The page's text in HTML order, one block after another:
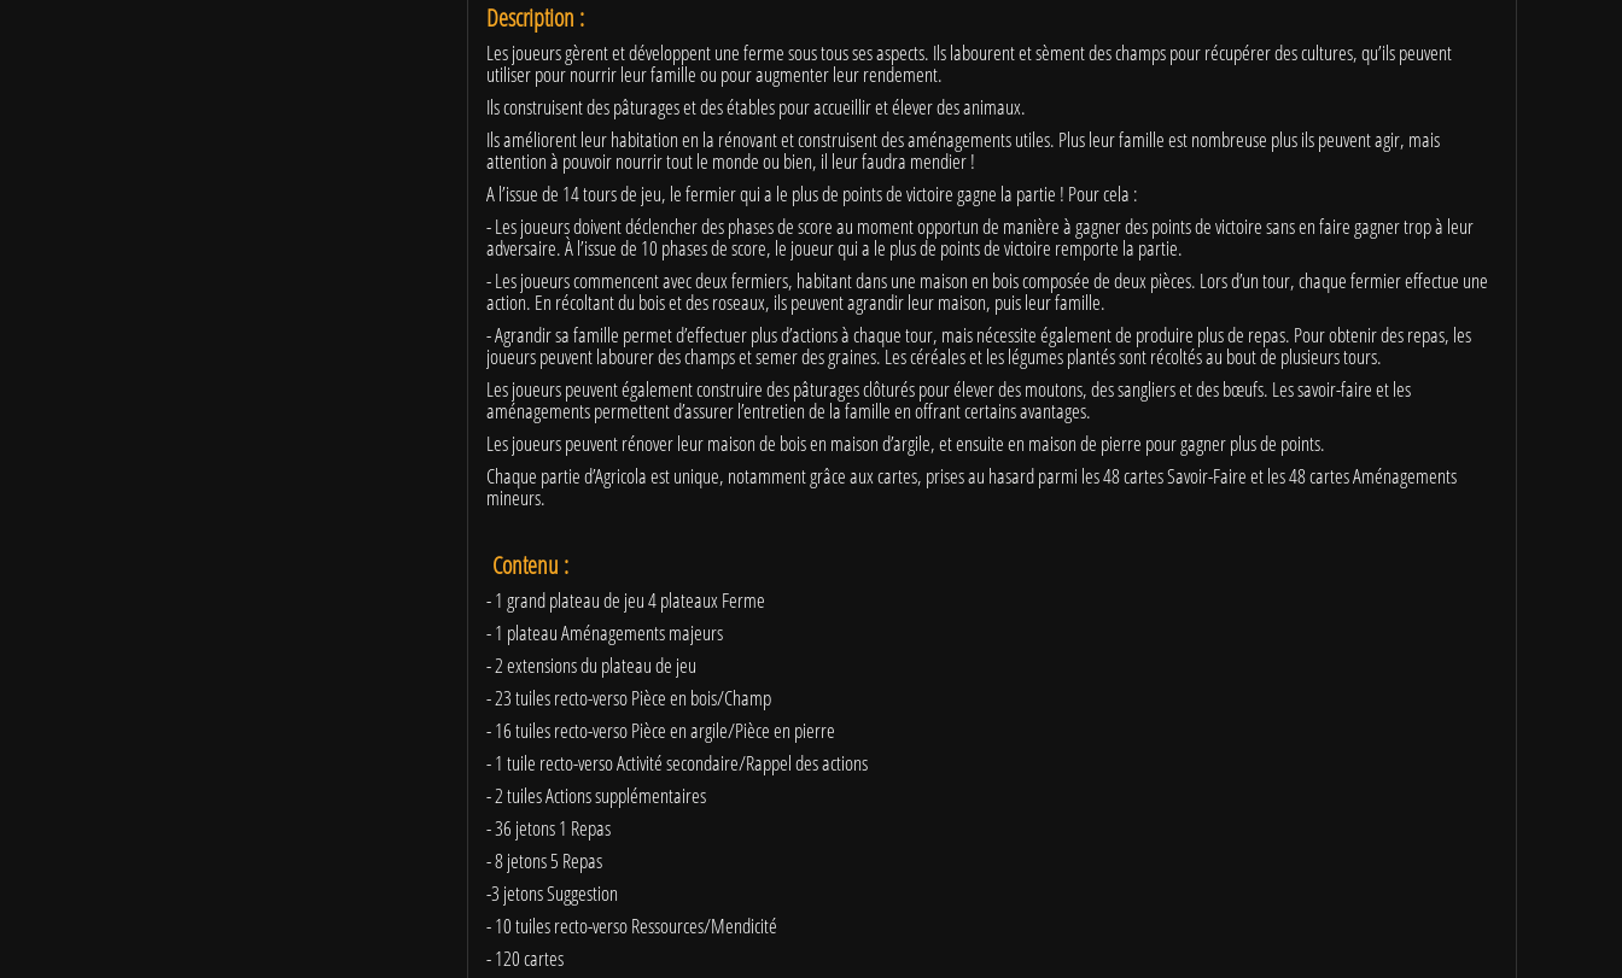
Description :
Les joueurs gèrent et développent une ferme sous tous ses aspects. Ils labourent et sèment des champs pour récupérer des cultures, qu’ils peuvent
utiliser pour nourrir leur famille ou pour augmenter leur rendement.
Ils construisent des pâturages et des étables pour accueillir et élever des animaux.
Ils améliorent leur habitation en la rénovant et construisent des aménagements utiles. Plus leur famille est nombreuse plus ils peuvent agir, mais
attention à pouvoir nourrir tout le monde ou bien, il leur faudra mendier !
A l’issue de 14 tours de jeu, le fermier qui a le plus de points de victoire gagne la partie ! Pour cela :
- Les joueurs doivent déclencher des phases de score au moment opportun de manière à gagner des points de victoire sans en faire gagner trop à leur
adversaire. À l’issue de 10 phases de score, le joueur qui a le plus de points de victoire remporte la partie.
- Les joueurs commencent avec deux fermiers, habitant dans une maison en bois composée de deux pièces. Lors d’un tour, chaque fermier effectue une
action. En récoltant du bois et des roseaux, ils peuvent agrandir leur maison, puis leur famille.
- Agrandir sa famille permet d’effectuer plus d’actions à chaque tour, mais nécessite également de produire plus de repas. Pour obtenir des repas, les
joueurs peuvent labourer des champs et semer des graines. Les céréales et les légumes plantés sont récoltés au bout de plusieurs tours.
Les joueurs peuvent également construire des pâturages clôturés pour élever des moutons, des sangliers et des bœufs. Les savoir-faire et les
aménagements permettent d’assurer l’entretien de la famille en offrant certains avantages.
Les joueurs peuvent rénover leur maison de bois en maison d’argile, et ensuite en maison de pierre pour gagner plus de points.
Chaque partie d’Agricola est unique, notamment grâce aux cartes, prises au hasard parmi les 48 cartes Savoir-Faire et les 48 cartes Aménagements
mineurs.
Contenu :
- 1 grand plateau de jeu 4 plateaux Ferme
- 1 plateau Aménagements majeurs
- 2 extensions du plateau de jeu
- 23 tuiles recto-verso Pièce en bois/Champ
- 16 tuiles recto-verso Pièce en argile/Pièce en pierre
- 1 tuile recto-verso Activité secondaire/Rappel des actions
- 2 tuiles Actions supplémentaires
- 36 jetons 1 Repas
- 8 jetons 5 Repas
-3 jetons Suggestion
- 10 tuiles recto-verso Ressources/Mendicité
- 120 cartes